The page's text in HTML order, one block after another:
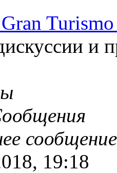
и
сообщение
19:18